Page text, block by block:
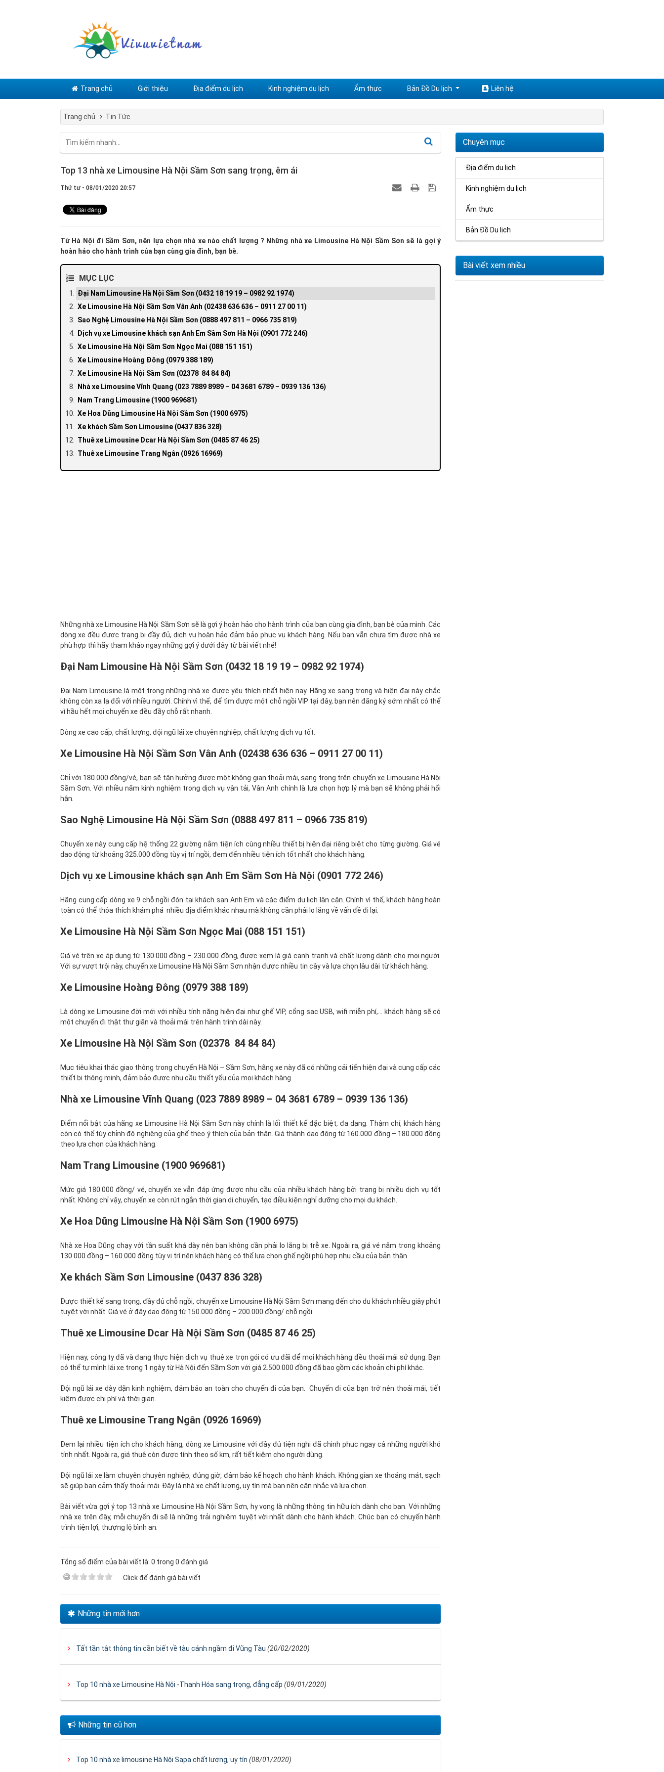
Trang chủ Giới thiệu Địa điểm du lịch Kinh nghiệm du lịch Ẩm thực Bản Đồ Du lịch Liên hệ
Trang chủ Tin Tức
Top 13 nhà xe Limousine Hà Nội Sầm Sơn sang trọng, êm ái
Thứ tư - 08/01/2020 20:57
Từ Hà Nội đi Sầm Sơn, nên lựa chọn nhà xe nào chất lượng ? Những nhà xe Limousine Hà Nội Sầm Sơn sẽ là gợi ý
hoàn hảo cho hành trình của bạn cùng gia đình, bạn bè.
MỤC LỤC
Đại Nam Limousine Hà Nội Sầm Sơn (0432 18 19 19 – 0982 92 1974)
Xe Limousine Hà Nội Sầm Sơn Vân Anh (02438 636 636 – 0911 27 00 11)
Sao Nghệ Limousine Hà Nội Sầm Sơn (0888 497 811 – 0966 735 819)
Dịch vụ xe Limousine khách sạn Anh Em Sầm Sơn Hà Nội (0901 772 246)
Xe Limousine Hà Nội Sầm Sơn Ngọc Mai (088 151 151)
Xe Limousine Hoàng Đông (0979 388 189)
Xe Limousine Hà Nội Sầm Sơn (02378 84 84 84)
Nhà xe Limousine Vĩnh Quang (023 7889 8989 – 04 3681 6789 – 0939 136 136)
Nam Trang Limousine (1900 969681)
Xe Hoa Dũng Limousine Hà Nội Sầm Sơn (1900 6975)
Xe khách Sầm Sơn Limousine (0437 836 328)
Thuê xe Limousine Dcar Hà Nội Sầm Sơn (0485 87 46 25)
Thuê xe Limousine Trang Ngân (0926 16969)
Những nhà xe Limousine Hà Nội Sầm Sơn sẽ là gợi ý hoàn hảo cho hành trình của bạn cùng gia đình, bạn bè của mình. Các
dòng xe đều được trang bị đầy đủ, dịch vụ hoàn hảo đảm bảo phục vụ khách hàng. Nếu bạn vẫn chưa tìm được nhà xe
phù hợp thì hãy tham khảo ngay những gợi ý dưới đây từ bài viết nhé!
Đại Nam Limousine Hà Nội Sầm Sơn (0432 18 19 19 – 0982 92 1974)
Đại Nam Limousine là một trong những nhà xe được yêu thích nhất hiện nay. Hãng xe sang trọng và hiện đại này chắc
không còn xa lạ đối với nhiều người. Chính vì thế, để tìm được một chỗ ngồi VIP tại đây, bạn nên đăng ký sớm nhất có thể
vì hầu hết mọi chuyến xe đều đầy chỗ rất nhanh.
Dòng xe cao cấp, chất lượng, đội ngũ lái xe chuyên nghiệp, chất lượng dịch vụ tốt.
Xe Limousine Hà Nội Sầm Sơn Vân Anh (02438 636 636 – 0911 27 00 11)
Chỉ với 180.000 đồng/vé, bạn sẽ tận hưởng được một không gian thoải mái, sang trọng trên chuyến xe Limousine Hà Nội
Sầm Sơn. Với nhiều năm kinh nghiệm trong dịch vụ vận tải, Vân Anh chính là lựa chọn hợp lý mà bạn sẽ không phải hối
hận.
Sao Nghệ Limousine Hà Nội Sầm Sơn (0888 497 811 – 0966 735 819)
Chuyến xe này cung cấp hệ thống 22 giường nằm tiện ích cùng nhiều thiết bị hiện đại riêng biệt cho từng giường. Giá vé
dao động từ khoảng 325.000 đồng tùy vị trí ngồi, đem đến nhiều tiện ích tốt nhất cho khách hàng.
Dịch vụ xe Limousine khách sạn Anh Em Sầm Sơn Hà Nội (0901 772 246)
Hãng cung cấp dòng xe 9 chỗ ngồi đón tại khách sạn Anh Em và các điểm du lịch lân cận. Chính vì thế, khách hàng hoàn
toàn có thể thỏa thích khám phá nhiều địa điểm khác nhau mà không cần phải lo lắng về vấn đề đi lại.
Xe Limousine Hà Nội Sầm Sơn Ngọc Mai (088 151 151)
Giá vé trên xe áp dụng từ 130.000 đồng – 230.000 đồng, được xem là giá cạnh tranh và chất lượng dành cho mọi người.
Với sự vượt trội này, chuyến xe Limousine Hà Nội Sầm Sơn nhận được nhiều tin cậy và lựa chọn lâu dài từ khách hàng.
Xe Limousine Hoàng Đông (0979 388 189)
Là dòng xe Limousine đời mới với nhiều tính năng hiện đại như ghế VIP, cổng sạc USB, wifi miễn phí,... khách hàng sẽ có
một chuyến đi thật thư giãn và thoải mái trên hành trình dài này.
Xe Limousine Hà Nội Sầm Sơn (02378 84 84 84)
Mục tiêu khai thác giao thông trong chuyến Hà Nội – Sầm Sơn, hãng xe này đã có những cải tiến hiện đại và cung cấp các
thiết bị thông minh, đảm bảo được nhu cầu thiết yếu của mọi khách hàng.
Nhà xe Limousine Vĩnh Quang (023 7889 8989 – 04 3681 6789 – 0939 136 136)
Điểm nổi bật của hãng xe Limousine Hà Nội Sầm Sơn này chính là lối thiết kế đặc biệt, đa dạng. Thậm chí, khách hàng
còn có thể tùy chỉnh độ nghiêng của ghế theo ý thích của bản thân. Giá thành dao động từ 160.000 đồng – 180.000 đồng
theo lựa chọn của khách hàng.
Nam Trang Limousine (1900 969681)
Mức giá 180.000 đồng/ vé, chuyến xe vẫn đáp ứng được nhu cầu của nhiều khách hàng bởi trang bị nhiều dịch vụ tốt
nhất. Không chỉ vậy, chuyến xe còn rút ngắn thời gian di chuyển, tạo điều kiện nghỉ dưỡng cho mọi du khách.
Xe Hoa Dũng Limousine Hà Nội Sầm Sơn (1900 6975)
Nhà xe Hoa Dũng chạy với tần suất khá dày nên bạn không cần phải lo lắng bị trễ xe. Ngoài ra, giá vé nằm trong khoảng
130.000 đồng – 160.000 đồng tùy vị trí nên khách hàng có thể lựa chọn ghế ngồi phù hợp nhu cầu của bản thân.
Xe khách Sầm Sơn Limousine (0437 836 328)
Được thiết kế sang trọng, đầy đủ chỗ ngồi, chuyến xe Limousine Hà Nội Sầm Sơn mang đến cho du khách nhiều giây phút
tuyệt vời nhất. Giá vé ở đây dao động từ 150.000 đồng – 200.000 đồng/ chỗ ngồi.
Thuê xe Limousine Dcar Hà Nội Sầm Sơn (0485 87 46 25)
Hiện nay, công ty đã và đang thực hiện dịch vụ thuê xe trọn gói có ưu đãi để mọi khách hàng đều thoải mái sử dụng. Bạn
có thể tự mình lái xe trong 1 ngày từ Hà Nội đến Sầm Sơn với giá 2.500.000 đồng đã bao gồm các khoản chi phí khác.
Đội ngũ lái xe dày dặn kinh nghiệm, đảm bảo an toàn cho chuyến đi của bạn. Chuyến đi của bạn trở nên thoải mái, tiết
kiệm được chi phí và thời gian.
Thuê xe Limousine Trang Ngân (0926 16969)
Đem lại nhiều tiện ích cho khách hàng, dòng xe Limousine với đầy đủ tiện nghi đã chinh phuc ngay cả những người khó
tính nhất. Ngoài ra, giá thuê còn được tính theo số km, rất tiết kiệm cho người dùng.
Đội ngũ lái xe làm chuyên chuyên nghiệp, đúng giờ, đảm bảo kế hoạch cho hành khách. Không gian xe thoáng mát, sạch
sẽ giúp bạn cảm thấy thoải mái. Đây là nhà xe chất lượng, uy tín mà bạn nên cân nhắc và lựa chọn.
Bài viết vừa gợi ý top 13 nhà xe Limousine Hà Nội Sầm Sơn, hy vọng là những thông tin hữu ích dành cho bạn. Với những
nhà xe trên đây, mỗi chuyến đi sẽ là những trải nghiệm tuyệt vời nhất dành cho hành khách. Chúc bạn có chuyến hành
trình tiện lợi, thượng lộ bình an.
Tổng số điểm của bài viết là: 0 trong 0 đánh giá
Click để đánh giá bài viết
Những tin mới hơn
Tất tần tật thông tin cần biết về tàu cánh ngầm đi Vũng Tàu (20/02/2020)
Top 10 nhà xe Limousine Hà Nội -Thanh Hóa sang trọng, đẳng cấp (09/01/2020)
Những tin cũ hơn
Top 10 nhà xe limousine Hà Nội Sapa chất lượng, uy tín (08/01/2020)
Chuyên mục
Địa điểm du lịch
Kinh nghiệm du lịch
Ẩm thực
Bản Đồ Du lịch
Bài viết xem nhiều